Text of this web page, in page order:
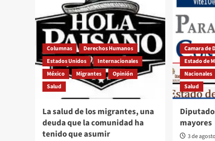
Columnas
Derechos Humanos
Estados Unidos
Internacionales
México
Migrantes
Opinión
Salud
La salud de los migrantes, una
deuda que la comunidad ha
tenido que asumir
Camara de
Estado de
Nacionales
Salud
mayores
3 de